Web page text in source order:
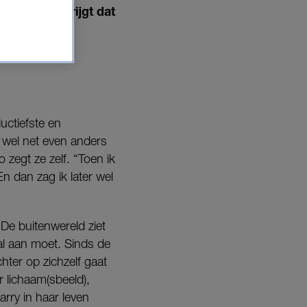
te horen krijgt dat
en
net even anders
zegt ze zelf. “Toen ik
dan zag ik later wel
buitenwereld ziet
aan moet. Sinds de
op zichzelf gaat
in haar leven